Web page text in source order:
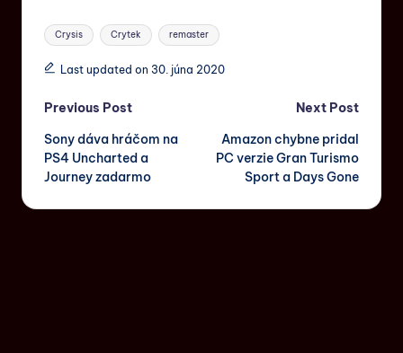
Crysis Crytek remaster
Last updated on 30. júna 2020
Previous Post
Sony dáva hráčom na
PS4 Uncharted a
Journey zadarmo
Next Post
Amazon chybne pridal
PC verzie Gran Turismo
Sport a Days Gone